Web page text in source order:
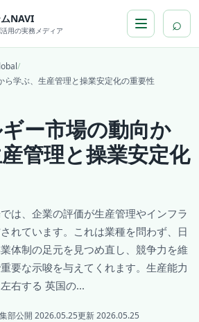
NAVI
用の実務メディア ⌕
/
ら学ぶ、生産管理と操業安定化の重要性
ー市場の動向か
管理と操業安定化
は、企業の評価が生産管理やインフラ
れています。これは業種を問わず、日
体制の足元を見つめ直し、競争力を維
要な示唆を与えてくれます。生産能力
右する 英国の...
部公開 2026.05.25更新 2026.05.25